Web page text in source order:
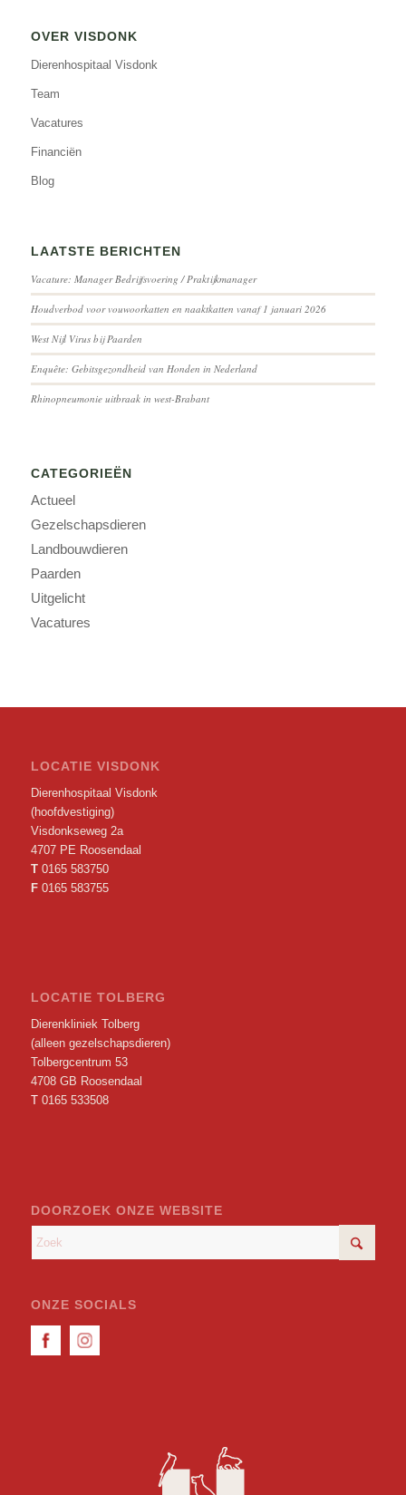
OVER VISDONK
Dierenhospitaal Visdonk
Team
Vacatures
Financiën
Blog
LAATSTE BERICHTEN
Vacature: Manager Bedrijfsvoering / Praktijkmanager
Houdverbod voor vouwoorkatten en naaktkatten vanaf 1 januari 2026
West Nijl Virus bij Paarden
Enquête: Gebitsgezondheid van Honden in Nederland
Rhinopneumonie uitbraak in west-Brabant
CATEGORIEËN
Actueel
Gezelschapsdieren
Landbouwdieren
Paarden
Uitgelicht
Vacatures
LOCATIE VISDONK
Dierenhospitaal Visdonk
(hoofdvestiging)
Visdonkseweg 2a
4707 PE Roosendaal
T 0165 583750
F 0165 583755
LOCATIE TOLBERG
Dierenkliniek Tolberg
(alleen gezelschapsdieren)
Tolbergcentrum 53
4708 GB Roosendaal
T 0165 533508
DOORZOEK ONZE WEBSITE
ONZE SOCIALS